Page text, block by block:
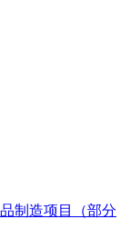
制造项目（部分